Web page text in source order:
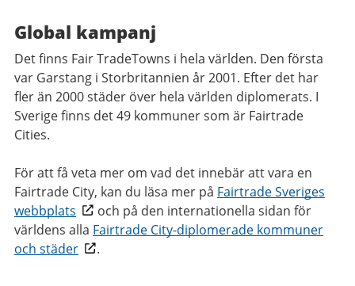
Global kampanj
Det finns Fair TradeTowns i hela världen. Den första
var Garstang i Storbritannien år 2001. Efter det har
fler än 2000 städer över hela världen diplomerats. I
Sverige finns det 49 kommuner som är Fairtrade
Cities.
För att få veta mer om vad det innebär att vara en
Fairtrade City, kan du läsa mer på Fairtrade Sveriges
webbplats
och på den internationella sidan för
världens alla Fairtrade City-diplomerade kommuner
och städer
.